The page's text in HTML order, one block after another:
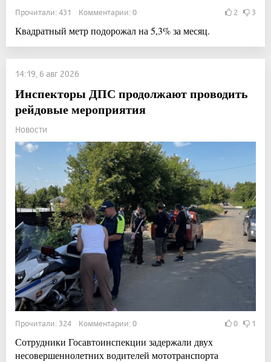
Прочитали: 431 Комментарии: 0 2 3
Квадратный метр подорожал на 5,3% за месяц.
14:19, 6 авг 2026
Инспекторы ДПС продолжают проводить
рейдовые мероприятия
Новости
Прочитали: 324 Комментарии: 0 0 1
Сотрудники Госавтоинспекции задержали двух
несовершеннолетних водителей мототранспорта